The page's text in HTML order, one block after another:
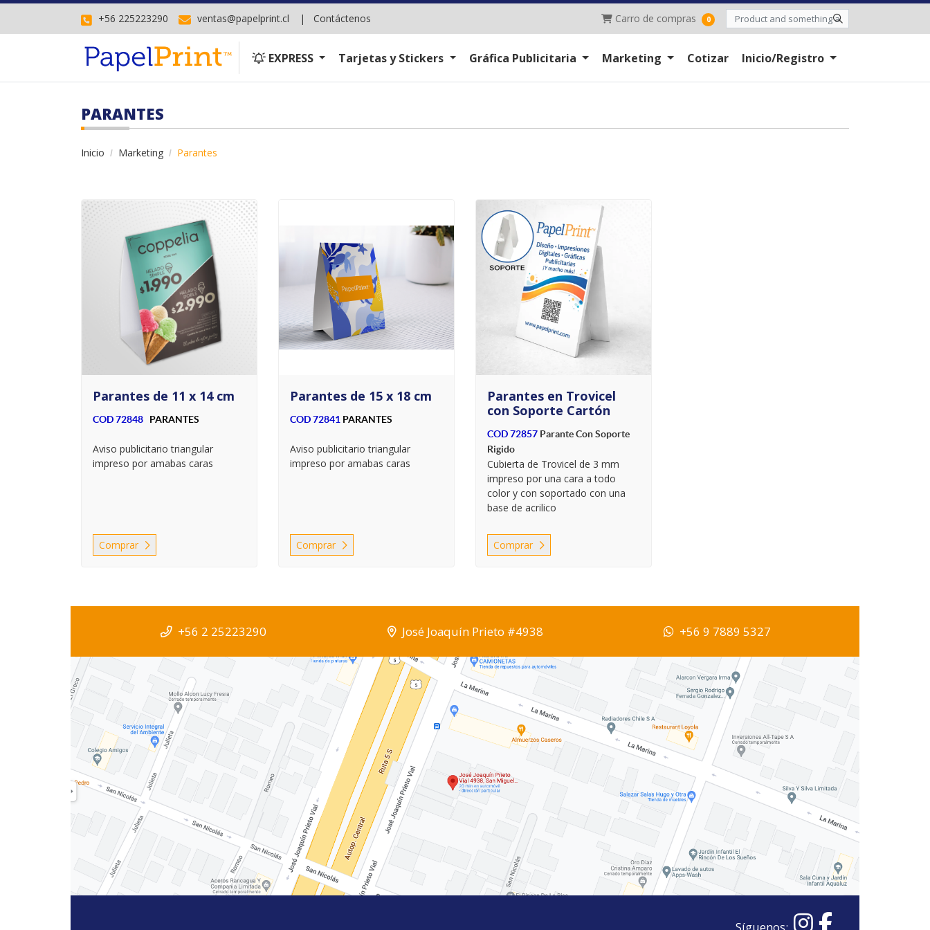
+56 225223290 ventas@papelprint.cl | Contáctenos Carro de compras
Carro de compras 0
EXPRESS
EXPRESS Tarjetas y Stickers Gráfica Publicitaria Marketing Cotizar Inicio/Registro
PARANTES
Inicio Marketing Parantes
Parantes de 11 x 14 cm
COD 72848 PARANTES
Aviso publicitario triangular
impreso por amabas caras
Comprar
Comprar Parantes de 11 x 14 cm
Parantes de 15 x 18 cm
COD 72841 PARANTES
Aviso publicitario triangular
impreso por amabas caras
Comprar
Parantes en Trovicel
con Soporte Cartón
COD 72857 Parante Con Soporte
Rigido
Cubierta de Trovicel de 3 mm
impreso por una cara a todo
color y con soportado con una
base de acrilico
Comprar
Comprar Parantes en Trovicel con Soporte Cartón
+56 2 25223290 José Joaquín Prieto #4938 +56 9 7889 5327